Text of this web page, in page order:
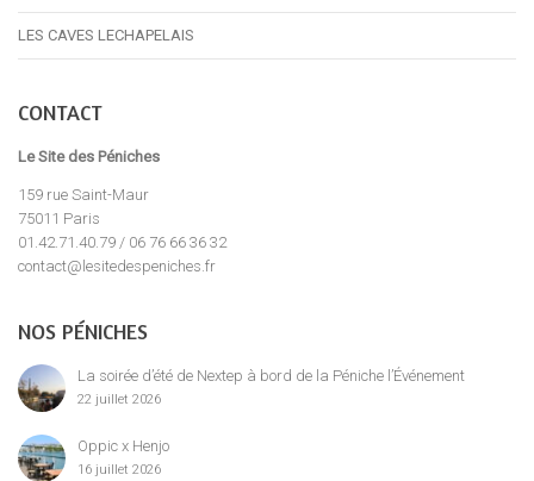
LES CAVES LECHAPELAIS
CONTACT
Le Site des Péniches
159 rue Saint-Maur
75011 Paris
01.42.71.40.79 / 06 76 66 36 32
contact@lesitedespeniches.fr
NOS PÉNICHES
La soirée d’été de Nextep à bord de la Péniche l’Événement
22 juillet 2026
Oppic x Henjo
16 juillet 2026